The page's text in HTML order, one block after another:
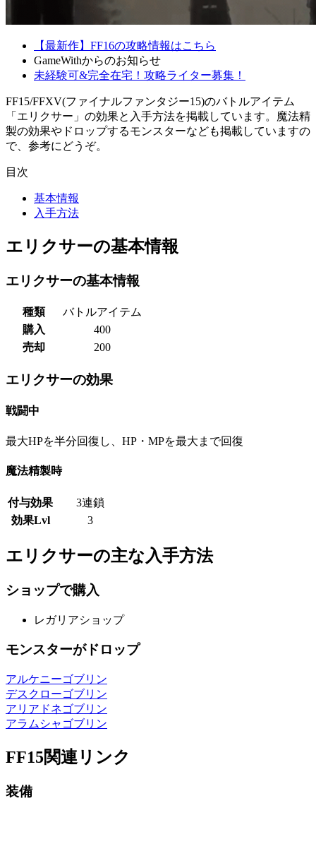
【最新作】FF16の攻略情報はこちら
GameWithからのお知らせ
未経験可&完全在宅！攻略ライター募集！
FF15/FFXV(ファイナルファンタジー15)のバトルアイテム
「エリクサー」の効果と入手方法を掲載しています。魔法精
製の効果やドロップするモンスターなども掲載していますの
で、参考にどうぞ。
目次
基本情報
入手方法
エリクサーの基本情報
エリクサーの基本情報
種類
バトルアイテム
購入
400
売却
200
エリクサーの効果
戦闘中
最大HPを半分回復し、HP・MPを最大まで回復
魔法精製時
付与効果
3連鎖
効果Lvl
3
エリクサーの主な入手方法
ショップで購入
レガリアショップ
モンスターがドロップ
アルケニーゴブリン
デスクローゴブリン
アリアドネゴブリン
アラムシャ ゴブリン
FF15関連リンク
装備